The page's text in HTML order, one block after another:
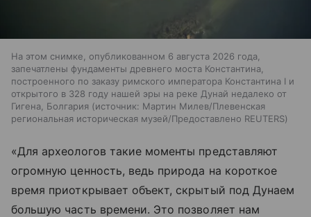
На этом снимке, опубликованном 6 августа 2026 года,
запечатлены фундаменты древнего моста Константина,
построенного по заказу римского императора Константина I и
открытого в 328 году нашей эры на реке Дунай недалеко от
Гигена, Болгария
источник: Мартин Милев/Плевенская
региональная историческая музей/Предоставлено REUTERS
«Для археологов такие моменты представляют
огромную ценность, ведь природа на короткое
время приоткрывает объект, скрытый под Дунаем
большую часть времени. Это позволяет нам